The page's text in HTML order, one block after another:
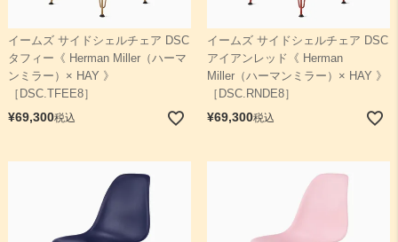
イームズ サイドシェルチェア DSC
タフィー《 Herman Miller（ハーマ
ンミラー）× HAY 》
［DSC.TFEE8］
¥69,300税込
イームズ サイドシェルチェア DSC
アイアンレッド《 Herman
Miller（ハーマンミラー）× HAY 》
［DSC.RNDE8］
¥69,300税込